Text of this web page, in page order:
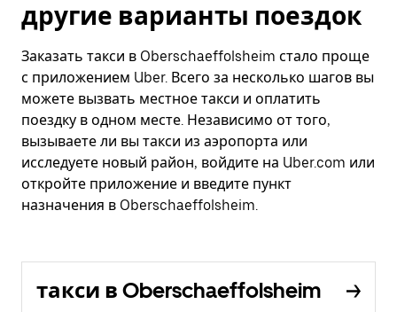
другие варианты поездок
Заказать такси в Oberschaeffolsheim стало проще
с приложением Uber. Всего за несколько шагов вы
можете вызвать местное такси и оплатить
поездку в одном месте. Независимо от того,
вызываете ли вы такси из аэропорта или
исследуете новый район, войдите на Uber.com или
откройте приложение и введите пункт
назначения в Oberschaeffolsheim.
такси в Oberschaeffolsheim